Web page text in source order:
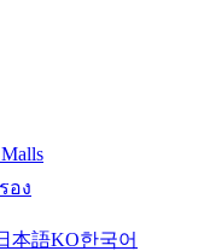
อง
本語KO한국어